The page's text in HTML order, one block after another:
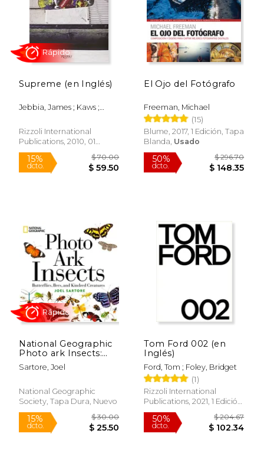
Supreme (en Inglés)
Jebbia, James ; Kaws ;
Rizzoli International
Publications, 2010, 01
Edición, Tapa Dura, Nuevo
15%
dcto.
$ 70.00
$ 59.50
El Ojo del Fotógrafo
Freeman, Michael
(15)
Blume, 2017, 1 Edición, Tapa
Blanda, Usado
50%
dcto.
National Geographic
Photo ark Insects:
Butterflies, Bees, and
Kindred Creatures
Inglés)
Sartore, Joel
National Geographic
Society, Tapa Dura, Nuevo
Rápido
Tom Ford 002 (en
Inglés)
Ford, Tom ; Foley, Bridget
(1)
Rizzoli International
Publications, 2021, 1 Edición,
Tapa Dura, Nuevo